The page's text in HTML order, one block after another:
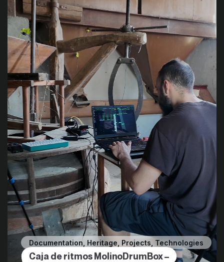
Documentation Heritage Projects Technologies
Caja de ritmos MolinoDrumBox –